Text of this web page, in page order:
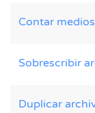
Contar medios
Sobrescribir
Duplicar